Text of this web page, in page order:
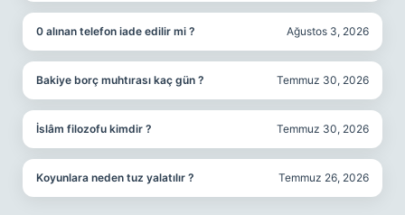
0 alınan telefon iade edilir mi ? Ağustos 3, 2026
Bakiye borç muhtırası kaç gün ? Temmuz 30, 2026
İslâm filozofu kimdir ? Temmuz 30, 2026
Koyunlara neden tuz yalatılır ? Temmuz 26, 2026